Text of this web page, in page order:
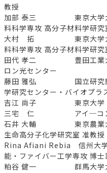
教授
加部 泰三 東京大学大学
料科学専攻 高分子材料学研究
大村 拓 東京大学大学
料科学専攻 高分子材料学研究
田代 孝二 豊田工業大学
ロン光センター
藤田 雅弘 国立研究開発
学研究センター・バイオプラ
吉江 尚子 東京大学 生
三宅 仁 アイ─コンポ
石井 大輔 東京農業大学
生命高分子化学研究室 准教授
Rina Afiani Rebia 信州大学
能・ファイバー工学専攻 博士
粕谷 健一 群馬大学大学